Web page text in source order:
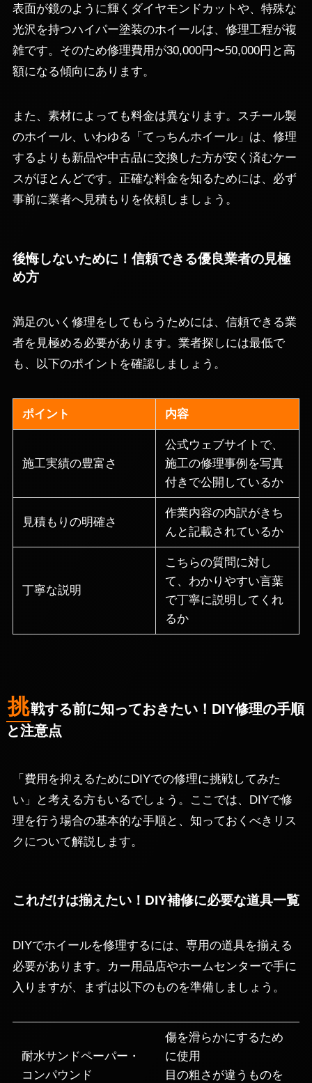
表面が鏡のように輝くダイヤモンドカットや、特殊な
光沢を持つハイパー塗装のホイールは、修理工程が複
雑です。そのため修理費用が30,000円〜50,000円と高
額になる傾向にあります。
また、素材によっても料金は異なります。スチール製
のホイール、いわゆる「てっちんホイール」は、修理
するよりも新品や中古品に交換した方が安く済むケー
スがほとんどです。正確な料金を知るためには、必ず
事前に業者へ見積もりを依頼しましょう。
後悔しないために！信頼できる優良業者の見極
め方
満足のいく修理をしてもらうためには、信頼できる業
者を見極める必要があります。業者探しには最低で
も、以下のポイントを確認しましょう。
ポイント 内容
施工実績の豊富さ
公式ウェブサイトで、
施工の修理事例を写真
付きで公開しているか
見積もりの明確さ
作業内容の内訳がきち
んと記載されているか
丁寧な説明
こちらの質問に対し
て、わかりやすい言葉
で丁寧に説明してくれ
るか
挑戦する前に知っておきたい！DIY修理の手順
と注意点
「費用を抑えるためにDIYでの修理に挑戦してみた
い」と考える方もいるでしょう。ここでは、DIYで修
理を行う場合の基本的な手順と、知っておくべきリス
クについて解説します。
これだけは揃えたい！DIY補修に必要な道具一覧
DIYでホイールを修理するには、専用の道具を揃える
必要があります。カー用品店やホームセンターで手に
入りますが、まずは以下のものを準備しましょう。
耐水サンドペーパー・
コンパウンド
傷を滑らかにするため
に使用
目の粗さが違うものを